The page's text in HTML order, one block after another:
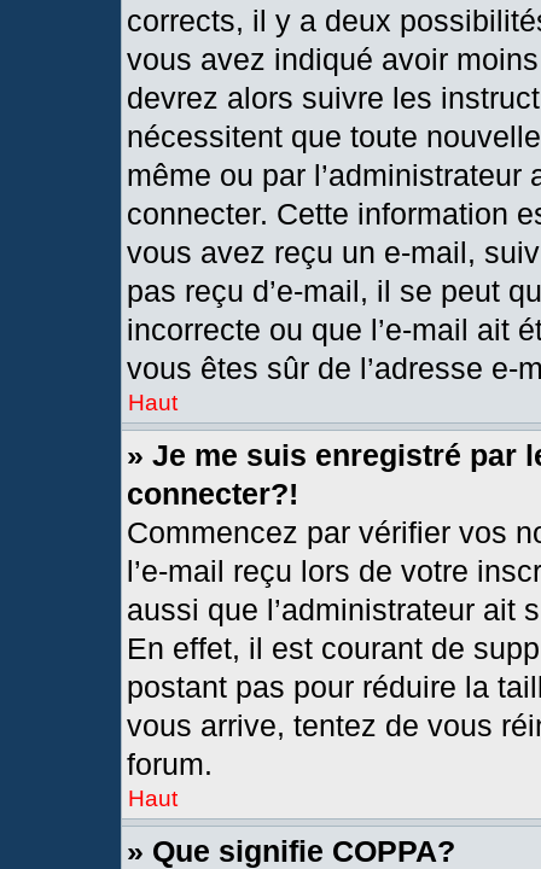
corrects, il y a deux
vous avez indiqué avoir
devrez alors suivre les
nécessitent que toute
même ou par
connecter. Cette information
vous avez reçu un e-mail,
pas reçu d’e-mail, il se peut
incorrecte ou que l’e-mail ait
vous êtes sûr de l’adresse e-
Haut
» Je me suis enregistré par
connecter?!
Commencez par vérifier vos
l’e-mail reçu lors de votre
aussi que l’administrateur ait
En effet, il est courant de
postant pas pour réduire la
vous arrive, tentez de vous
forum.
Haut
» Que signifie COPPA?